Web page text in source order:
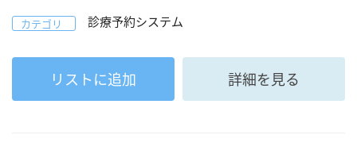
カテゴリ 診療予約システム
リストに追加 詳細を見る